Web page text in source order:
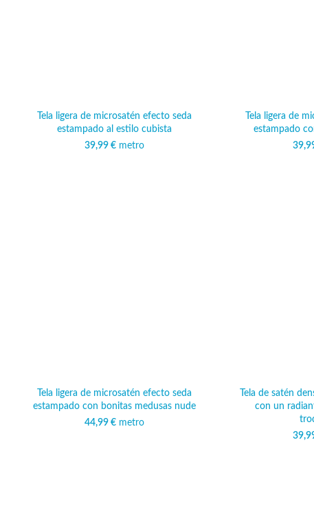
Tela ligera de microsatén efecto seda
estampado al estilo cubista
39,99 € metro
Tela ligera de
estampado
Tela ligera de microsatén efecto seda
estampado con bonitas medusas nude
44,99 € metro
Tela de satén
con un